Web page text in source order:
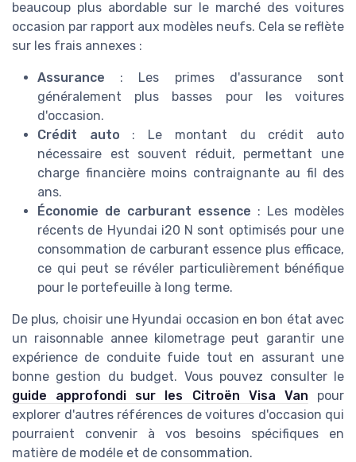
beaucoup plus abordable sur le marché des voitures
occasion par rapport aux modèles neufs. Cela se reflète
sur les frais annexes :
Assurance : Les primes d'assurance sont
généralement plus basses pour les voitures
d'occasion.
Crédit auto : Le montant du crédit auto
nécessaire est souvent réduit, permettant une
charge financière moins contraignante au fil des
ans.
Économie de carburant essence : Les modèles
récents de Hyundai i20 N sont optimisés pour une
consommation de carburant essence plus efficace,
ce qui peut se révéler particulièrement bénéfique
pour le portefeuille à long terme.
De plus, choisir une Hyundai occasion en bon état avec
un raisonnable annee kilometrage peut garantir une
expérience de conduite fuide tout en assurant une
bonne gestion du budget. Vous pouvez consulter le
guide approfondi sur les Citroën Visa Van pour
explorer d'autres références de voitures d'occasion qui
pourraient convenir à vos besoins spécifiques en
matière de modéle et de consommation.